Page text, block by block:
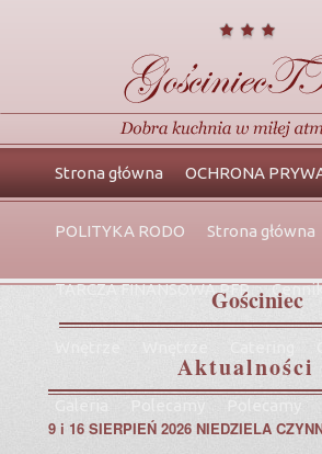
Główne
menu
Przeskocz
do
tekstu
Przeskocz
do
widgetów
Strona główna OCHRONA
POLITYKA RODO Strona główna
TARCZA FINANSOWA PFRGościniec
Aktualności
9 i 16 SIERPIEŃ 2026 NIEDZIELA